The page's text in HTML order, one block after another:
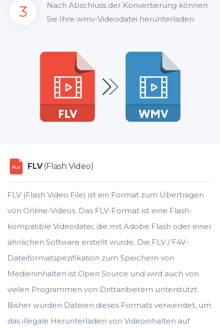
3
Nach Abschluss der Konvertierung können
Sie Ihre wmv-Videodatei herunterladen.
FLV FLV(Flash Video)
FLV (Flash Video File) ist ein Format zum Übertragen
von Online-Videos. Das FLV-Format ist eine Flash-
kompatible Videodatei, die mit Adobe Flash oder einer
ähnlichen Software erstellt wurde. Die FLV / F4V-
Dateiformatspezifikation zum Speichern von
Medieninhalten ist Open Source und wird auch von
vielen Programmen von Drittanbietern unterstützt.
Bisher wurden Dateien dieses Formats verwendet, um
das illegale Herunterladen von Videoinhalten auf